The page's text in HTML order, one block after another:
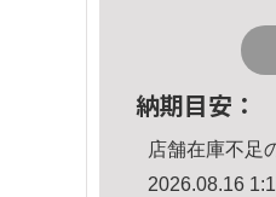
納期目安：
店舗在庫不足
2026.08.16